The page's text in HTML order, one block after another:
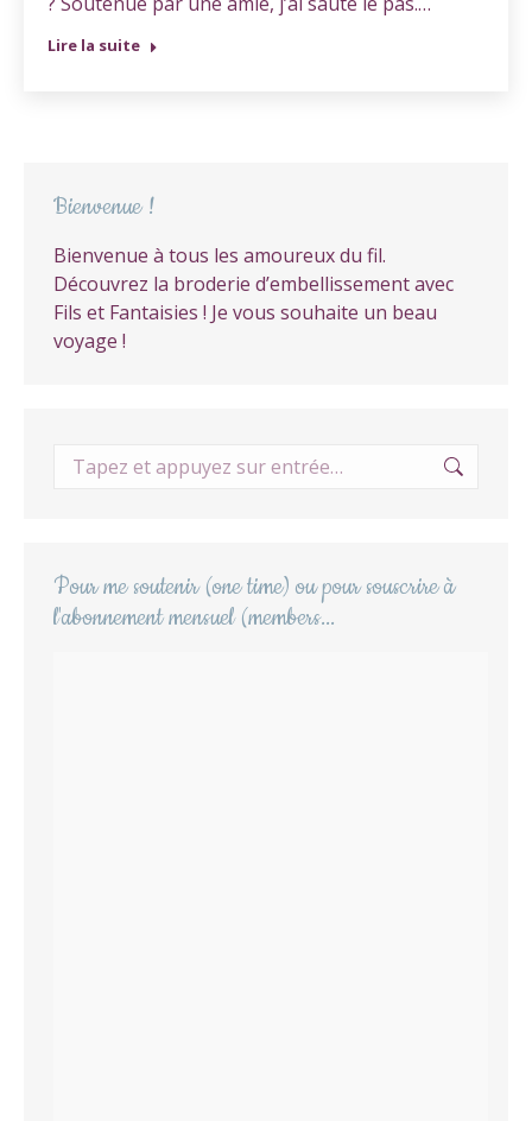
Lire la suite
Bienvenue !
Bienvenue à tous les amoureux du fil.
Découvrez la broderie d’embellissement avec
Fils et Fantaisies ! Je vous souhaite un beau
voyage !
Recherche
Pour me soutenir (one time) ou pour souscrire à
l'abonnement mensuel (members...